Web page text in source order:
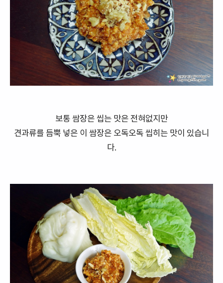
보통 쌈장은 씹는 맛은 전혀없지만
견과류를 듬뿍 넣은 이 쌈장은 오독오독 씹히는 맛이 있습니
다.